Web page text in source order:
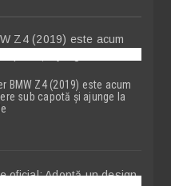
BMW Z4 (2019) este acum
sub capotă și ajunge la